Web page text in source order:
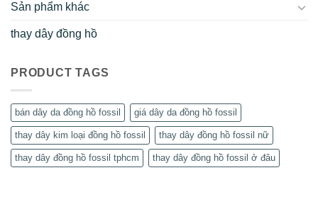
Sản phẩm khác
thay dây đồng hồ
PRODUCT TAGS
bán dây da đồng hồ fossil giá dây da đồng hồ fossil
thay dây kim loại đồng hồ fossil thay dây đồng hồ fossil nữ
thay dây đồng hồ fossil tphcm thay dây đồng hồ fossil ở đâu